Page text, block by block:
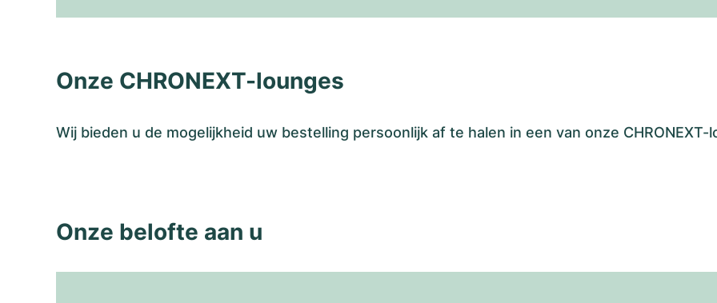
Onze CHRONEXT-lounges
Wij bieden u de mogelijkheid uw bestelling persoonlijk af te halen in een van onze CHRONEXT-
Onze belofte aan u